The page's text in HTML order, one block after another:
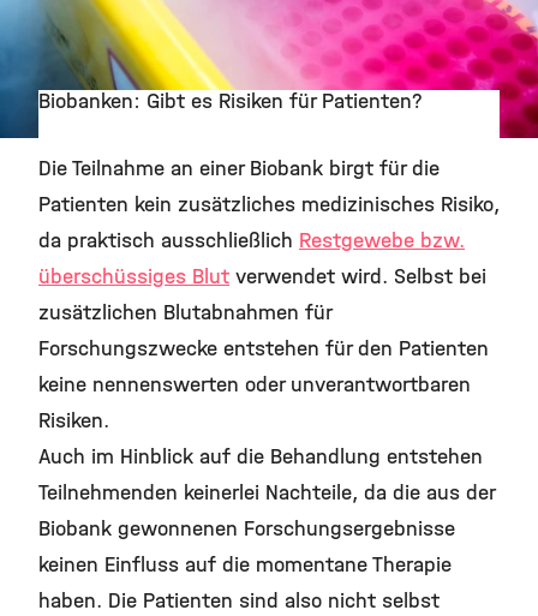
Biobanken: Gibt es Risiken für Patienten?
Die Teilnahme an einer Biobank birgt für die
Patienten kein zusätzliches medizinisches Risiko,
da praktisch ausschließlich Restgewebe bzw.
überschüssiges Blut verwendet wird. Selbst bei
zusätzlichen Blutabnahmen für
Forschungszwecke entstehen für den Patienten
keine nennenswerten oder unverantwortbaren
Risiken.
Auch im Hinblick auf die Behandlung entstehen
Teilnehmenden keinerlei Nachteile, da die aus der
Biobank gewonnenen Forschungsergebnisse
keinen Einfluss auf die momentane Therapie
haben. Die Patienten sind also nicht selbst